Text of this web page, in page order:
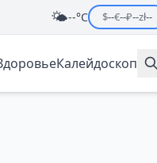
🌤️--°C $--€--₽--zł--
Калейдоскоп